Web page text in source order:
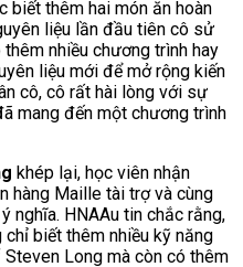
biết thêm hai món ăn hoàn
liệu lần đầu tiên cô sử
nhiều chương trình hay
liệu mới để mở rộng kiến
cô, cô rất hài lòng với sự
mang đến một chương trình
khép lại, học viên nhận
hàng Maille tài trợ và cùng
nghĩa. HNAAu tin chắc rằng,
biết thêm nhiều kỹ năng
Long mà còn có thêm